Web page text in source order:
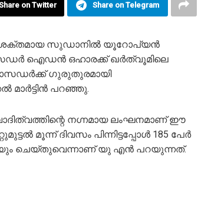
on Twitter Share on Telegram
ശക്തമായ സുഡാനില്‍ യൂറോപ്യന്‍
ഐഡന്‍ ഒഹാരക്ക് ഖര്‍ത്വൂമിലെ
ഗുരുതുരമായി
മാര്‍ട്ടിന്‍ പറഞ്ഞു.
നഗ്നമായ ലംഘനമാണ് ഈ
മൂന്ന് ദിവസം പിന്നിട്ടപ്പോള്‍ 185 പേര്‍
ചെയ്തുവെന്നാണ് യു എന്‍ പറയുന്നത്.